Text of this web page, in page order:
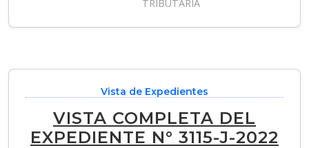
TRIBUTARIA
Vista de Expedientes
VISTA COMPLETA DEL
EXPEDIENTE N° 3115-J-2022